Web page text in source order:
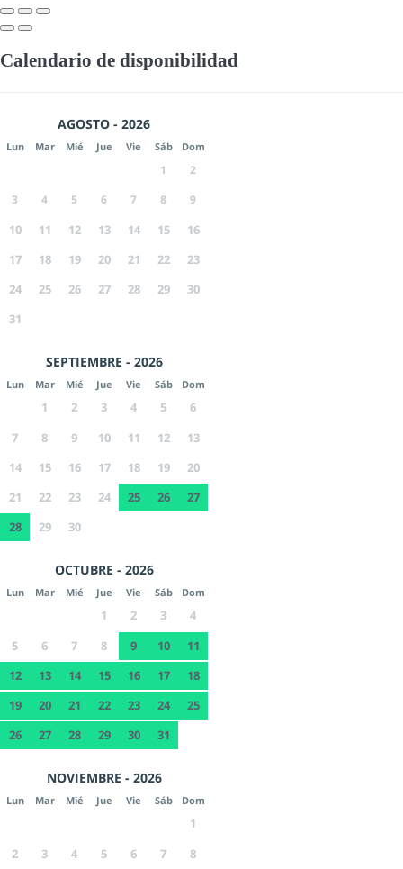
Calendario de disponibilidad
AGOSTO - 2026
Lun Mar Mié Jue Vie Sáb Dom
1
2
3
4 5 6 7 8 9
10 11 12 13 14 15
16
17
18 19 20 21 22
23
24
25 26 27 28 29
30
31
SEPTIEMBRE - 2026
Lun Mar Mié Jue Vie Sáb Dom
1 2 3 4 5
6
7
8 9 10 11 12
13
14
15 16 17 18 19
20
21
22 23 24 25 26
27
28
29 30
OCTUBRE - 2026
Lun Mar Mié Jue Vie Sáb Dom
1 2 3
4
5
6 7 8 9 10
11
12
13 14 15 16 17
18
19
20 21 22 23 24
25
26
27 28 29 30 31
NOVIEMBRE - 2026
Lun Mar Mié Jue Vie Sáb Dom
1
2
3 4 5 6 7
8